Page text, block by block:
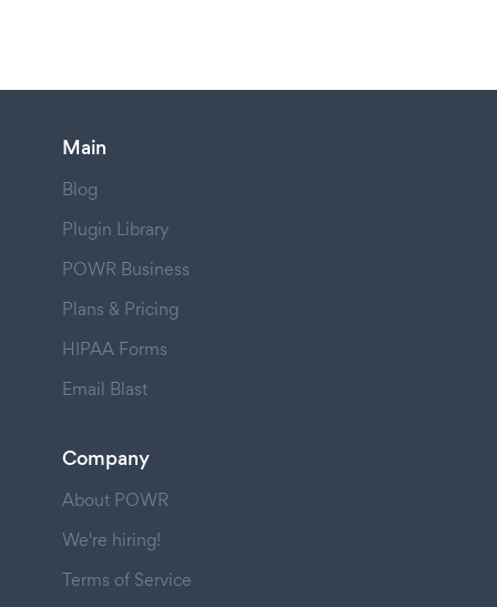
Main
Blog
Plugin Library
POWR Business
Plans & Pricing
HIPAA Forms
Email Blast
Company
About POWR
We're hiring!
Terms of Service